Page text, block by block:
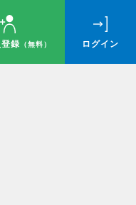
録 （無料） ログイン